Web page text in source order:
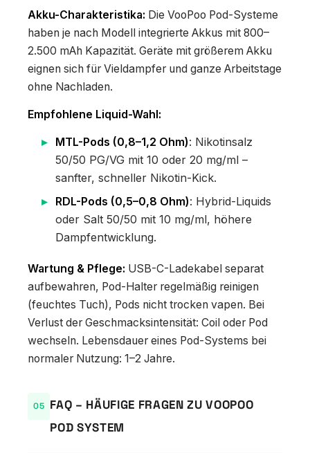
Akku-Charakteristika: Die VooPoo Pod-Systeme
haben je nach Modell integrierte Akkus mit 800–
2.500 mAh Kapazität. Geräte mit größerem Akku
eignen sich für Vieldampfer und ganze Arbeitstage
ohne Nachladen.
Empfohlene Liquid-Wahl:
MTL-Pods (0,8–1,2 Ohm): Nikotinsalz
50/50 PG/VG mit 10 oder 20 mg/ml –
sanfter, schneller Nikotin-Kick.
RDL-Pods (0,5–0,8 Ohm): Hybrid-Liquids
oder Salt 50/50 mit 10 mg/ml, höhere
Dampfentwicklung.
Wartung & Pflege: USB-C-Ladekabel separat
aufbewahren, Pod-Halter regelmäßig reinigen
(feuchtes Tuch), Pods nicht trocken vapen. Bei
Verlust der Geschmacksintensität: Coil oder Pod
wechseln. Lebensdauer eines Pod-Systems bei
normaler Nutzung: 1–2 Jahre.
FAQ – HÄUFIGE FRAGEN ZU VOOPOO
POD SYSTEM